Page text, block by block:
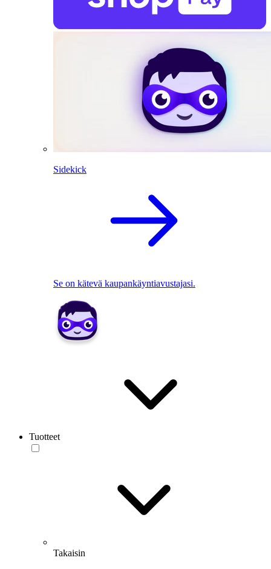
Sidekick
Se on kätevä kaupankäyntiavustajasi.
Tuotteet
Takaisin